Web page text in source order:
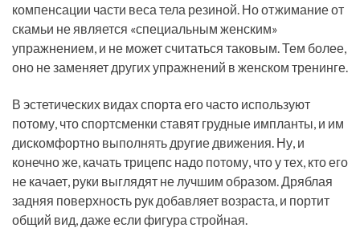
компенсации части веса тела резиной. Но отжимание от
скамьи не является «специальным женским»
упражнением, и не может считаться таковым. Тем более,
оно не заменяет других упражнений в женском тренинге.
В эстетических видах спорта его часто используют
потому, что спортсменки ставят грудные импланты, и им
дискомфортно выполнять другие движения. Ну, и
конечно же, качать трицепс надо потому, что у тех, кто его
не качает, руки выглядят не лучшим образом. Дряблая
задняя поверхность рук добавляет возраста, и портит
общий вид, даже если фигура стройная.